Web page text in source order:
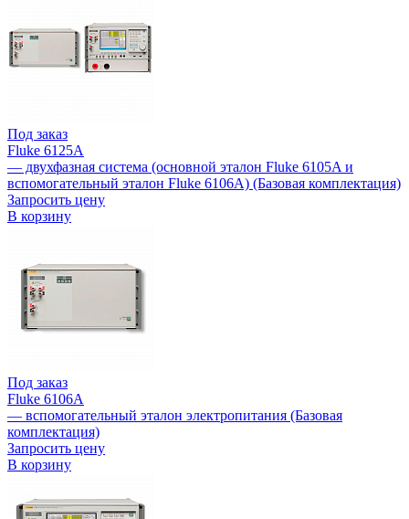
Под заказ
Fluke 6125A
— двухфазная система (основной эталон Fluke 6105A и
вспомогательный эталон Fluke 6106A) (Базовая комплектация)
Запросить цену
В корзину
Под заказ
Fluke 6106A
— вспомогательный эталон электропитания (Базовая
комплектация)
Запросить цену
В корзину